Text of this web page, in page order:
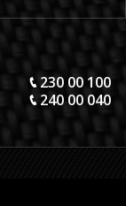
230 00 100
240 00 040